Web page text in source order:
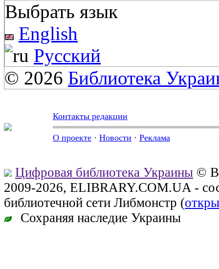
Выбрать язык
English
Русский
© 2026 Библиотека
Контакты редакции
О проекте · Новости · Реклама
Цифровая библиотека Украины ©
2009-2026, ELIBRARY.COM.UA -
библиотечной сети Либмонстр (
Сохраняя наследие Украины